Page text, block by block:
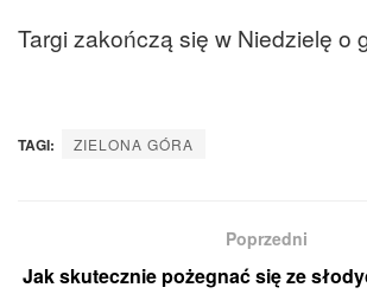
Targi zakończą się w Niedzielę o
TAGI: ZIELONA GÓRA
Poprzedni
Jak skutecznie pożegnać się ze